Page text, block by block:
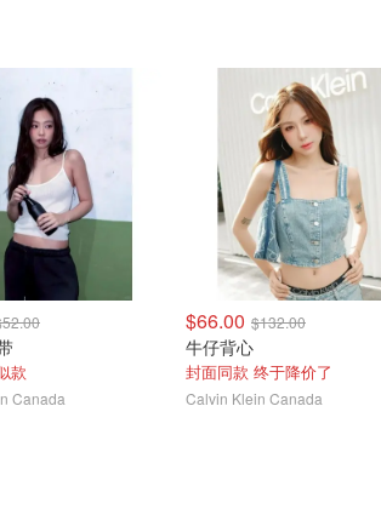
款
Canada
$66.00 $132.00
牛仔背心
封面同款 终于降价了
Calvin Klein Canada